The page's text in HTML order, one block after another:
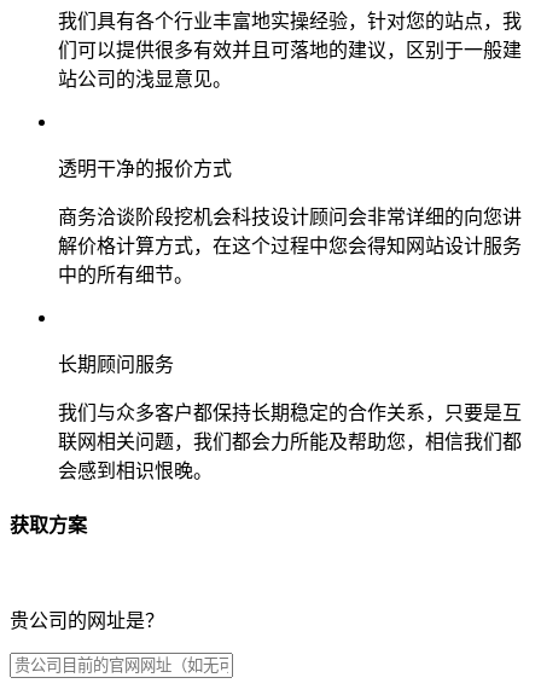
我们具有各个行业丰富地实操经验，针对您的站点，我
们可以提供很多有效并且可落地的建议，区别于一般建
站公司的浅显意见。
透明干净的报价方式
商务洽谈阶段挖机会科技设计顾问会非常详细的向您讲
解价格计算方式，在这个过程中您会得知网站设计服务
中的所有细节。
长期顾问服务
我们与众多客户都保持长期稳定的合作关系，只要是互
联网相关问题，我们都会力所能及帮助您，相信我们都
会感到相识恨晚。
获取方案
贵公司的网址是？